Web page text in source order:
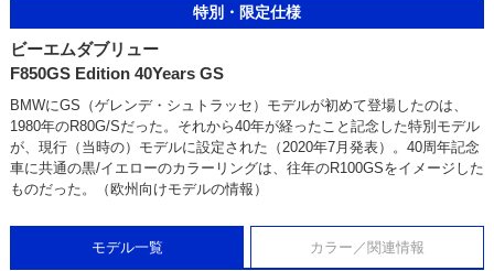
特別・限定仕様
ビーエムダブリュー
F850GS Edition 40Years GS
BMWにGS（ゲレンデ・シュトラッセ）モデルが初めて登場したのは、
1980年のR80G/Sだった。それから40年が経ったこと記念した特別モデル
が、現行（当時の）モデルに設定された（2020年7月発表）。40周年記念
車に共通の黒/イエローのカラーリングは、往年のR100GSをイメージした
ものだった。（欧州向けモデルの情報）
モデル一覧 カラー／関連情報